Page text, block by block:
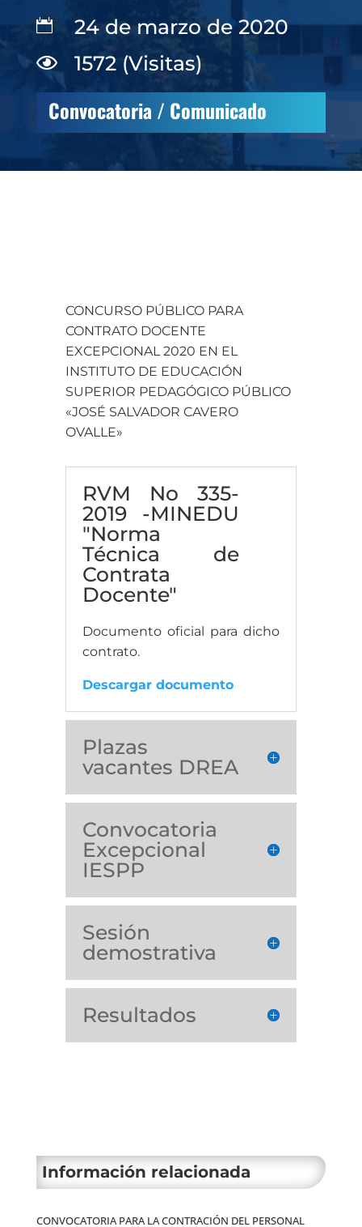
 24 de marzo de 2020
 1572 (Visitas)
Convocatoria / Comunicado
CONCURSO PÚBLICO PARA
CONTRATO DOCENTE
EXCEPCIONAL 2020 EN EL
INSTITUTO DE EDUCACIÓN
SUPERIOR PEDAGÓGICO PÚBLICO
«JOSÉ SALVADOR CAVERO
OVALLE»
RVM No 335-
2019 -MINEDU
"Norma
Técnica de
Contrata
Docente"
Documento oficial para dicho
contrato.
Descargar documento
Plazas
vacantes DREA
Convocatoria
Excepcional
IESPP
Sesión
demostrativa
Resultados
Información relacionada
CONVOCATORIA PARA LA CONTRACIÓN DEL PERSONAL